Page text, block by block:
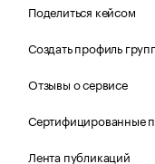
Поделиться кейсом
Создать профиль
Отзывы о сервисе
Сертифицированные
Лента публикаций